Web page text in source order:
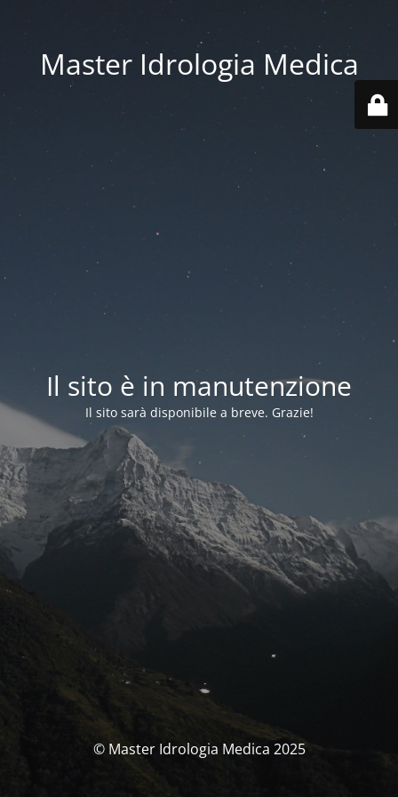
Master Idrologia Medica
Il sito è in manutenzione
Il sito sarà disponibile a breve. Grazie!
© Master Idrologia Medica 2025